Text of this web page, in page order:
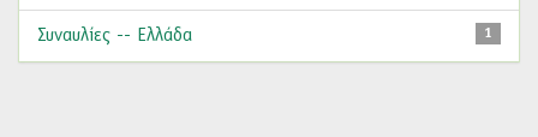
1
Συναυλίες -- Ελλάδα